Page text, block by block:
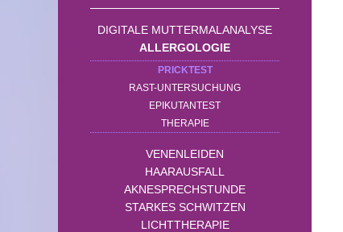
DIGITALE MUTTERMALANALYSE
ALLERGOLOGIE
PRICKTEST
RAST-UNTERSUCHUNG
EPIKUTANTEST
THERAPIE
VENENLEIDEN
HAARAUSFALL
AKNESPRECHSTUNDE
STARKES SCHWITZEN
LICHTTHERAPIE